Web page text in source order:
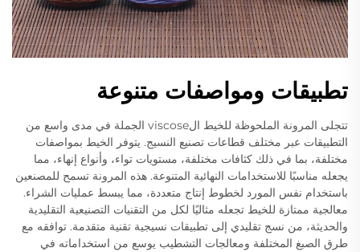
تطبيقات ومواصفات متنوعة
تتجلى المرونة الملحوظة للخيط الviscose الجملة في مدى واسع من
التطبيقات عبر مختلف قطاعات تصنيع النسيج. يتوفر الخيط بمواصفات
مختلفة، بما في ذلك كثافات مختلفة، مستويات تواء، وأنواع إنهاء، مما
يجعله مناسبًا للاستخدامات النهائية المتنوعة. هذه المرونة تسمح للمصنعين
باستخدام نفس المورد لخطوط إنتاج متعددة، مما يبسط عمليات الشراء.
معالجية ممتازة للخيط تجعله مثاليًا لكل من التقنيات التصنيعية التقليدية
والحديثة، من نسج تقليدي إلى تطبيقات نسيجية تقنية متقدمة. توافقه مع
طرق الصبغ المختلفة ومعالجات التشطيب يوسع من استخداماته في